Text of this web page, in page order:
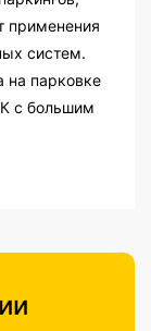
применения
систем.
на парковке
с большим